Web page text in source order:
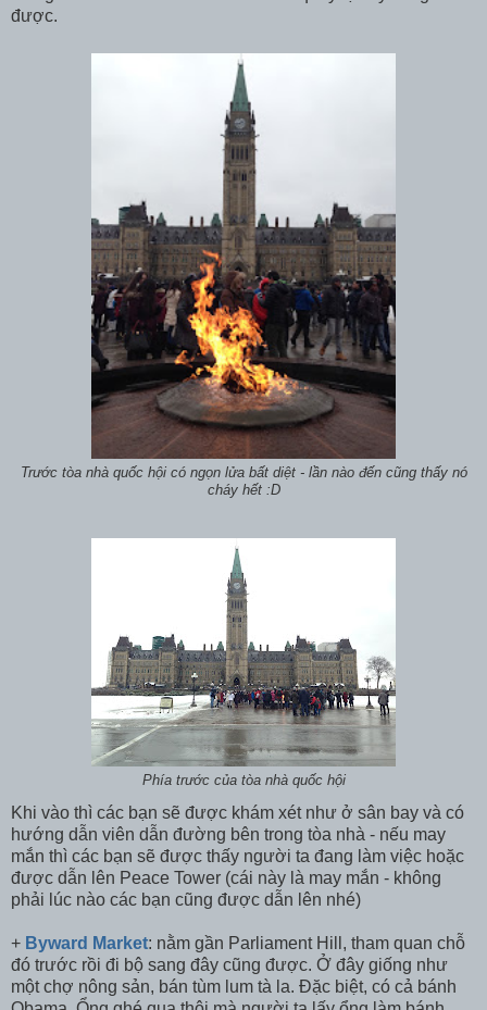
được.
Trước tòa nhà quốc hội có ngọn lửa bất diệt - lần nào đến cũng thấy nó
cháy hết :D
Phía trước của tòa nhà quốc hội
Khi vào thì các bạn sẽ được khám xét như ở sân bay và có
hướng dẫn viên dẫn đường bên trong tòa nhà - nếu may
mắn thì các bạn sẽ được thấy người ta đang làm việc hoặc
được dẫn lên Peace Tower (cái này là may mắn - không
phải lúc nào các bạn cũng được dẫn lên nhé)
+ Byward Market: nằm gần Parliament Hill, tham quan chỗ
đó trước rồi đi bộ sang đây cũng được. Ở đây giống như
một chợ nông sản, bán tùm lum tà la. Đặc biệt, có cả bánh